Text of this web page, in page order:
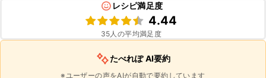
レシピ満足度
4.44
35人の平均満足度
たべれぽ AI要約
※ユーザーの声をAIが自動で要約しています